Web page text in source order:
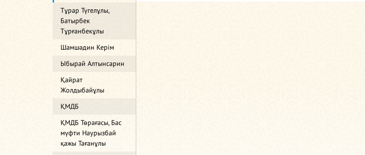
Тұрар Түгелұлы,
Батырбек
Тұрғанбекұлы
Шамшәдин Керім
Ыбырай Алтынсарин
Қайрат
Жолдыбайұлы
ҚМДБ
ҚМДБ Төрағасы, Бас
мүфти Наурызбай
қажы Тағанұлы